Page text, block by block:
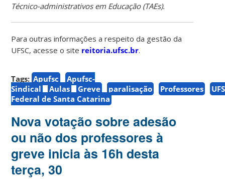
Técnico-administrativos em Educação (TAEs).
Para outras informações a respeito da gestão da
UFSC, acesse o site reitoria.ufsc.br.
Tags: Apufsc
Apufsc-
Sindical
Aulas Greve paralisação Professores
Federal de Santa Catarina
Nova votação sobre adesão
ou não dos professores à
greve inicia às 16h desta
terça, 30